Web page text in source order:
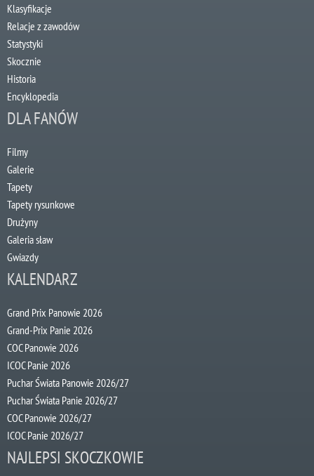
Klasyfikacje
Relacje z zawodów
Statystyki
Skocznie
Historia
Encyklopedia
DLA FANÓW
Filmy
Galerie
Tapety
Tapety rysunkowe
Drużyny
Galeria sław
Gwiazdy
KALENDARZ
Grand Prix Panowie 2026
Grand-Prix Panie 2026
COC Panowie 2026
ICOC Panie 2026
Puchar Świata Panowie 2026/27
Puchar Świata Panie 2026/27
COC Panowie 2026/27
ICOC Panie 2026/27
NAJLEPSI SKOCZKOWIE